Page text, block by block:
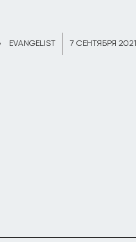
EVANGELIST 7 СЕНТЯБРЯ 2021